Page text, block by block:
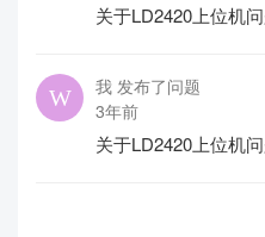
关于LD2420上位机
我 发布了问题
3年前
关于LD2420上位机